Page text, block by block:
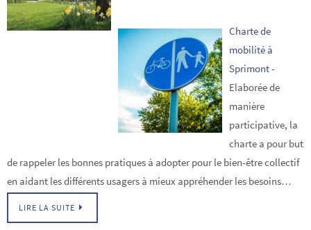
Charte de
mobilité à
Sprimont-
Elaborée de
manière
participative, la
charte a pour but
de rappeler les bonnes pratiques à adopter pour le bien-être collectif
en aidant les différents usagers à mieux appréhender les besoins…
LIRE LA SUITE